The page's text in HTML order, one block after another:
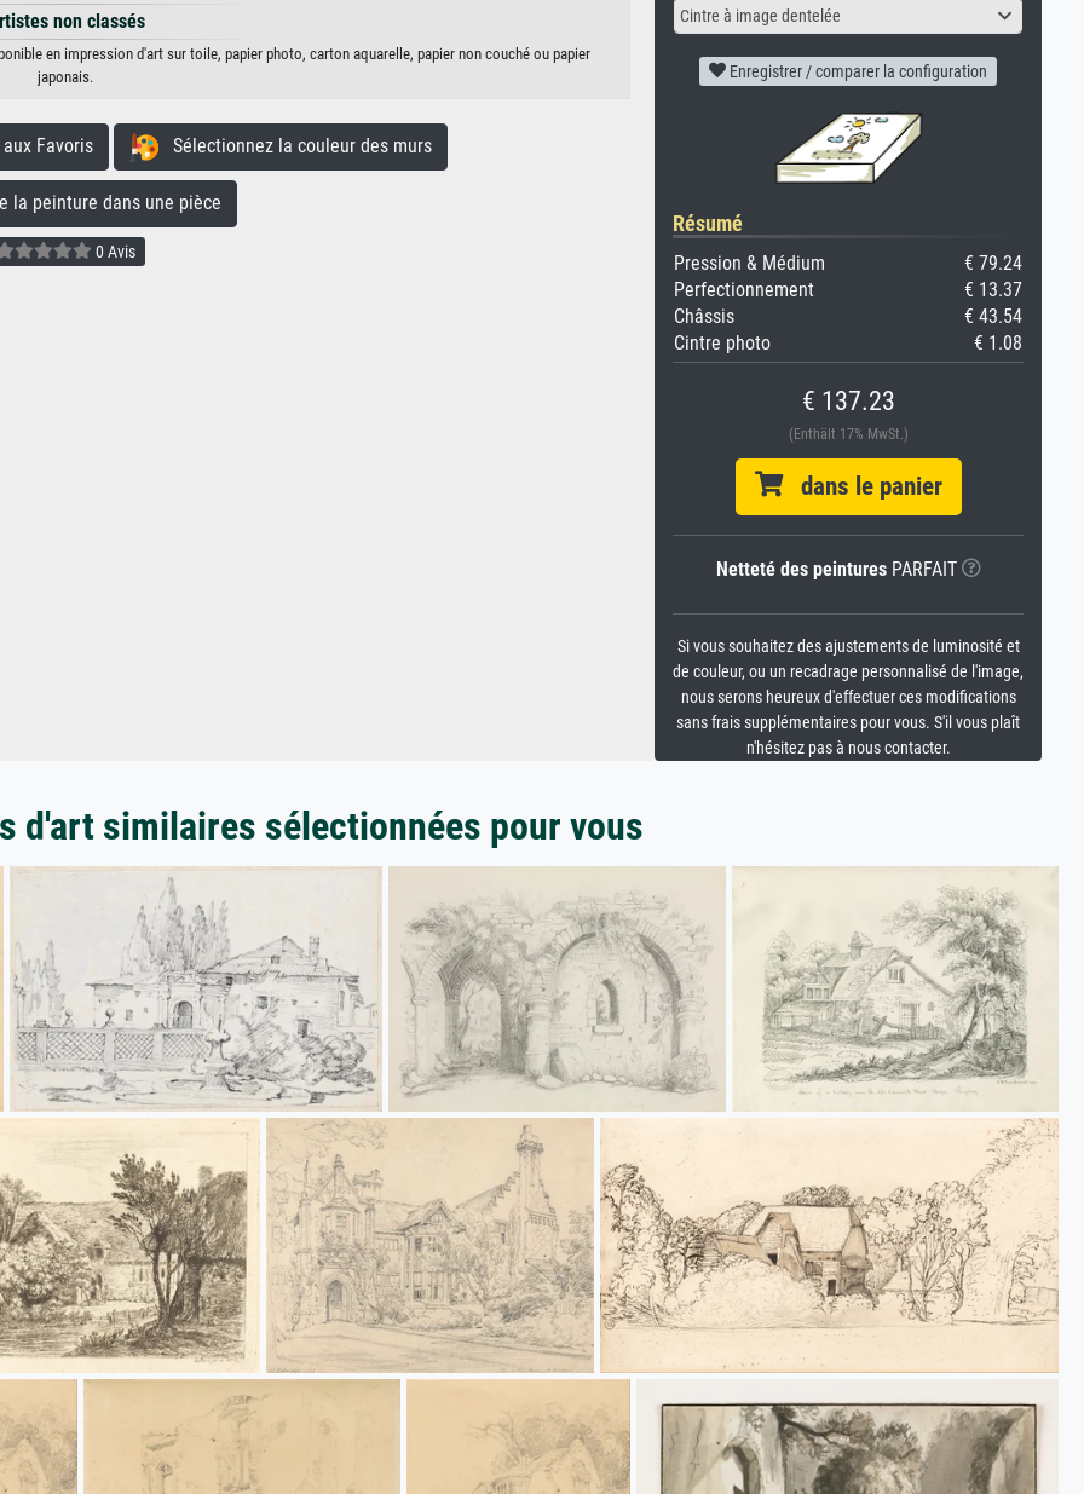
non classés
en impression d'art sur toile, papier photo, carton aquarelle, papier non couché ou papier
japonais.
Favoris Sélectionnez la couleur des murs
peinture dans une pièce
0 Avis
Cintre à image dentelée
Enregistrer / comparer la configuration
Résumé
Pression & Médium
€ 79.24
Perfectionnement
€ 13.37
Châssis
€ 43.54
Cintre photo
€ 1.08
€ 137.23
(Enthält 17% MwSt.)
dans le panier
Netteté des peinturesPARFAIT
Si vous souhaitez des ajustements de luminosité et
de couleur, ou un recadrage personnalisé de l'image,
nous serons heureux d'effectuer ces modifications
sans frais supplémentaires pour vous. S'il vous plaît
n'hésitez pas à nous contacter.
d'art similaires sélectionnées pour vous